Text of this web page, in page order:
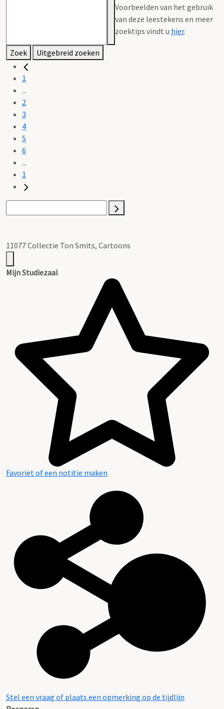
Voorbeelden van het gebruik
van deze leestekens en meer
zoektips vindt u hier.
Zoek Uitgebreid zoeken
1
...
2
3
4
5
6
...
1
11077 Collectie Ton Smits, Cartoons
Mijn Studiezaal
Favoriet of een notitie maken
Stel een vraag of plaats een opmerking op de tijdlijn